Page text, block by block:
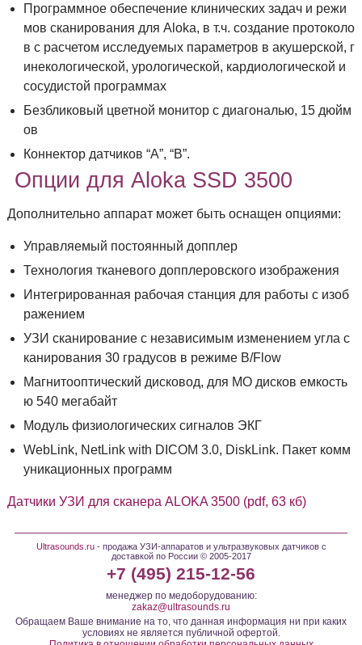
Программное обеспечение клинических задач и режи
мов сканирования для Aloka, в т.ч. создание протоколо
в с расчетом исследуемых параметров в акушерской, г
инекологической, урологической, кардиологической и
сосудистой программах
Безбликовый цветной монитор с диагональю, 15 дюйм
ов
Коннектор датчиков “А”, “В”.
Опции для Aloka SSD 3500
Дополнительно аппарат может быть оснащен опциями:
Управляемый постоянный допплер
Технология тканевого допплеровского изображения
Интегрированная рабочая станция для работы с изоб
ражением
УЗИ сканирование с независимым изменением угла с
канирования 30 градусов в режиме B/Flow
Магнитооптический дисковод, для МО дисков емкость
ю 540 мегабайт
Модуль физиологических сигналов ЭКГ
WebLink, NetLink with DICOM 3.0, DiskLink. Пакет комм
уникационных программ
Датчики УЗИ для сканера ALOKA 3500 (pdf, 63 кб)
Ultrasounds.ru- продажа УЗИ-аппаратов и ультразвуковых датчиков с
доставкой по России © 2005-2017
+7 (495) 215-12-56
менеджер по медоборудованию:
zakaz@ultrasounds.ru
Обращаем Ваше внимание на то, что данная информация ни при каких
условиях не является публичной офертой.